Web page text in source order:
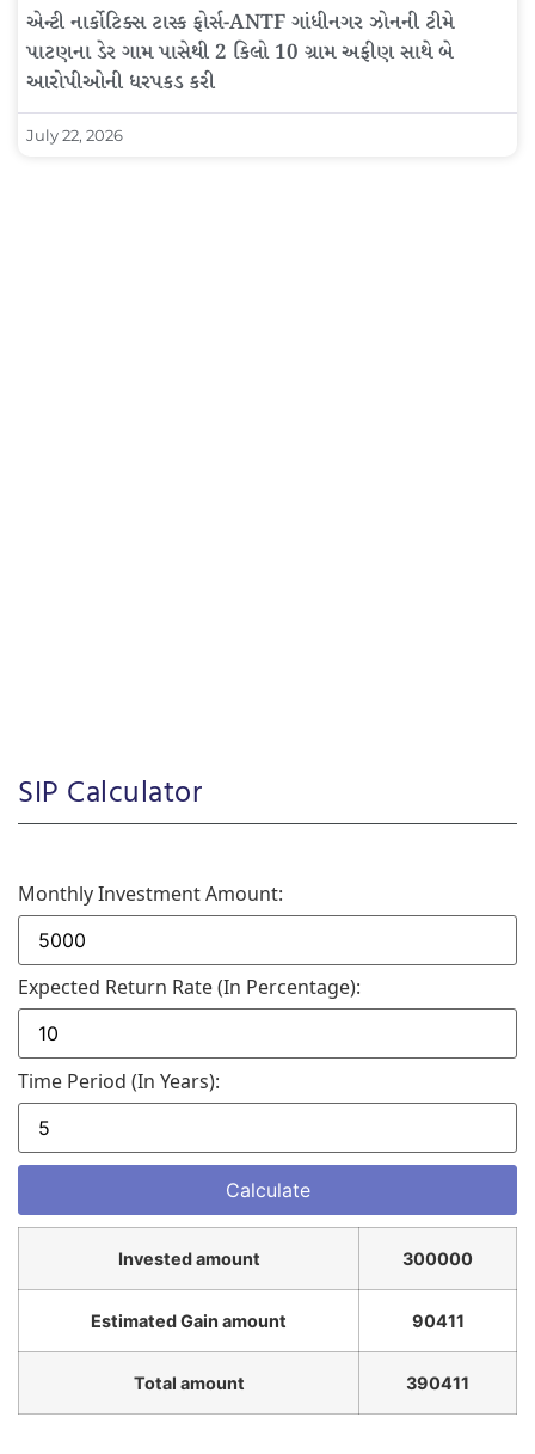
એન્ટી નાર્કોટિક્સ ટાસ્ક ફોર્સ-ANTF ગાંધીનગર ઝોનની ટીમે
પાટણના ડેર ગામ પાસેથી 2 કિલો 10 ગ્રામ અફીણ સાથે બે
આરોપીઓની ધરપકડ કરી
July 22, 2026
SIP Calculator
Monthly Investment Amount:
Expected Return Rate (in Percentage):
Time Period (in Years):
Invested amount 300000
Estimated Gain amount 90411
Total amount 390411